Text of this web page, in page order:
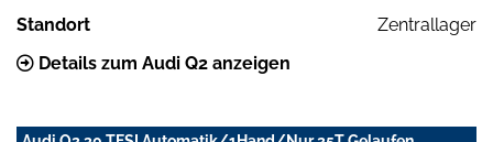
Standort
Zentrallager
Details zum Audi Q2 anzeigen